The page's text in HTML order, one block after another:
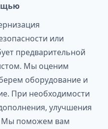
или
предварительной
Мы оценим
оборудование и
При необходимости
улучшения
Мы поможем вам